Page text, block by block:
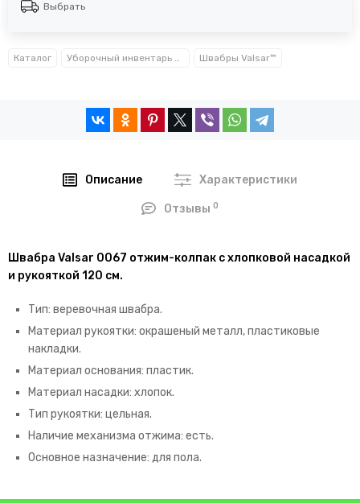
Выбрать
Каталог Уборочный инвентарь TM Valsar Швабры Valsar™
Описание Характеристики
Отзывы0
Швабра Valsar 0067 отжим-колпак с хлопковой насадкой
и рукояткой 120 см.
Тип: веревочная швабра.
Материал рукоятки: окрашеный металл, пластиковые
накладки.
Материал основания: пластик.
Материал насадки: хлопок.
Тип рукоятки: цельная.
Наличие механизма отжима: есть.
Основное назначение: для пола.